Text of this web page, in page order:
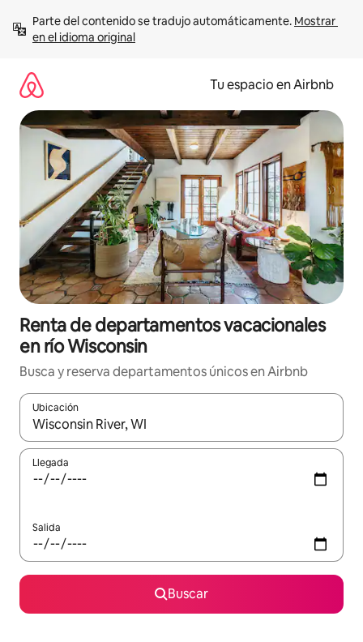
contenido
Parte del contenido se tradujo automáticamente. Mostrar
en el idioma original
Tu espacio en Airbnb
Renta de departamentos vacacionales
en río Wisconsin
Busca y reserva departamentos únicos en Airbnb
Ubicación
Cuando los resultados estén disponibles, podrás navegar
Llegada
Salida
Buscar